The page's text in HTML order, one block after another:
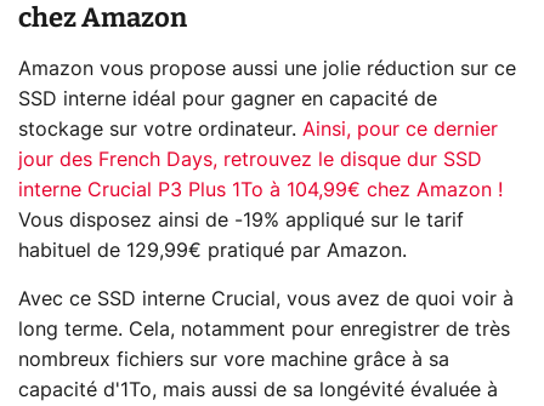
chez Amazon
Amazon vous propose aussi une jolie réduction sur ce
SSD interne idéal pour gagner en capacité de
stockage sur votre ordinateur. Ainsi, pour ce dernier
jour des French Days, retrouvez le disque dur SSD
interne Crucial P3 Plus 1To à 104,99€ chez Amazon !
Vous disposez ainsi de -19% appliqué sur le tarif
habituel de 129,99€ pratiqué par Amazon.
Avec ce SSD interne Crucial, vous avez de quoi voir à
long terme. Cela, notamment pour enregistrer de très
nombreux fichiers sur vore machine grâce à sa
capacité d'1To, mais aussi de sa longévité évaluée à